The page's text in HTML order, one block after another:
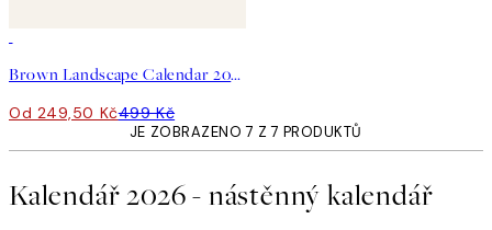
Brown Landscape Calendar 2026 Plakát
Od 249,50 Kč499 Kč
JE ZOBRAZENO 7 Z 7 PRODUKTŮ
Kalendář 2026 - nástěnný kalendář